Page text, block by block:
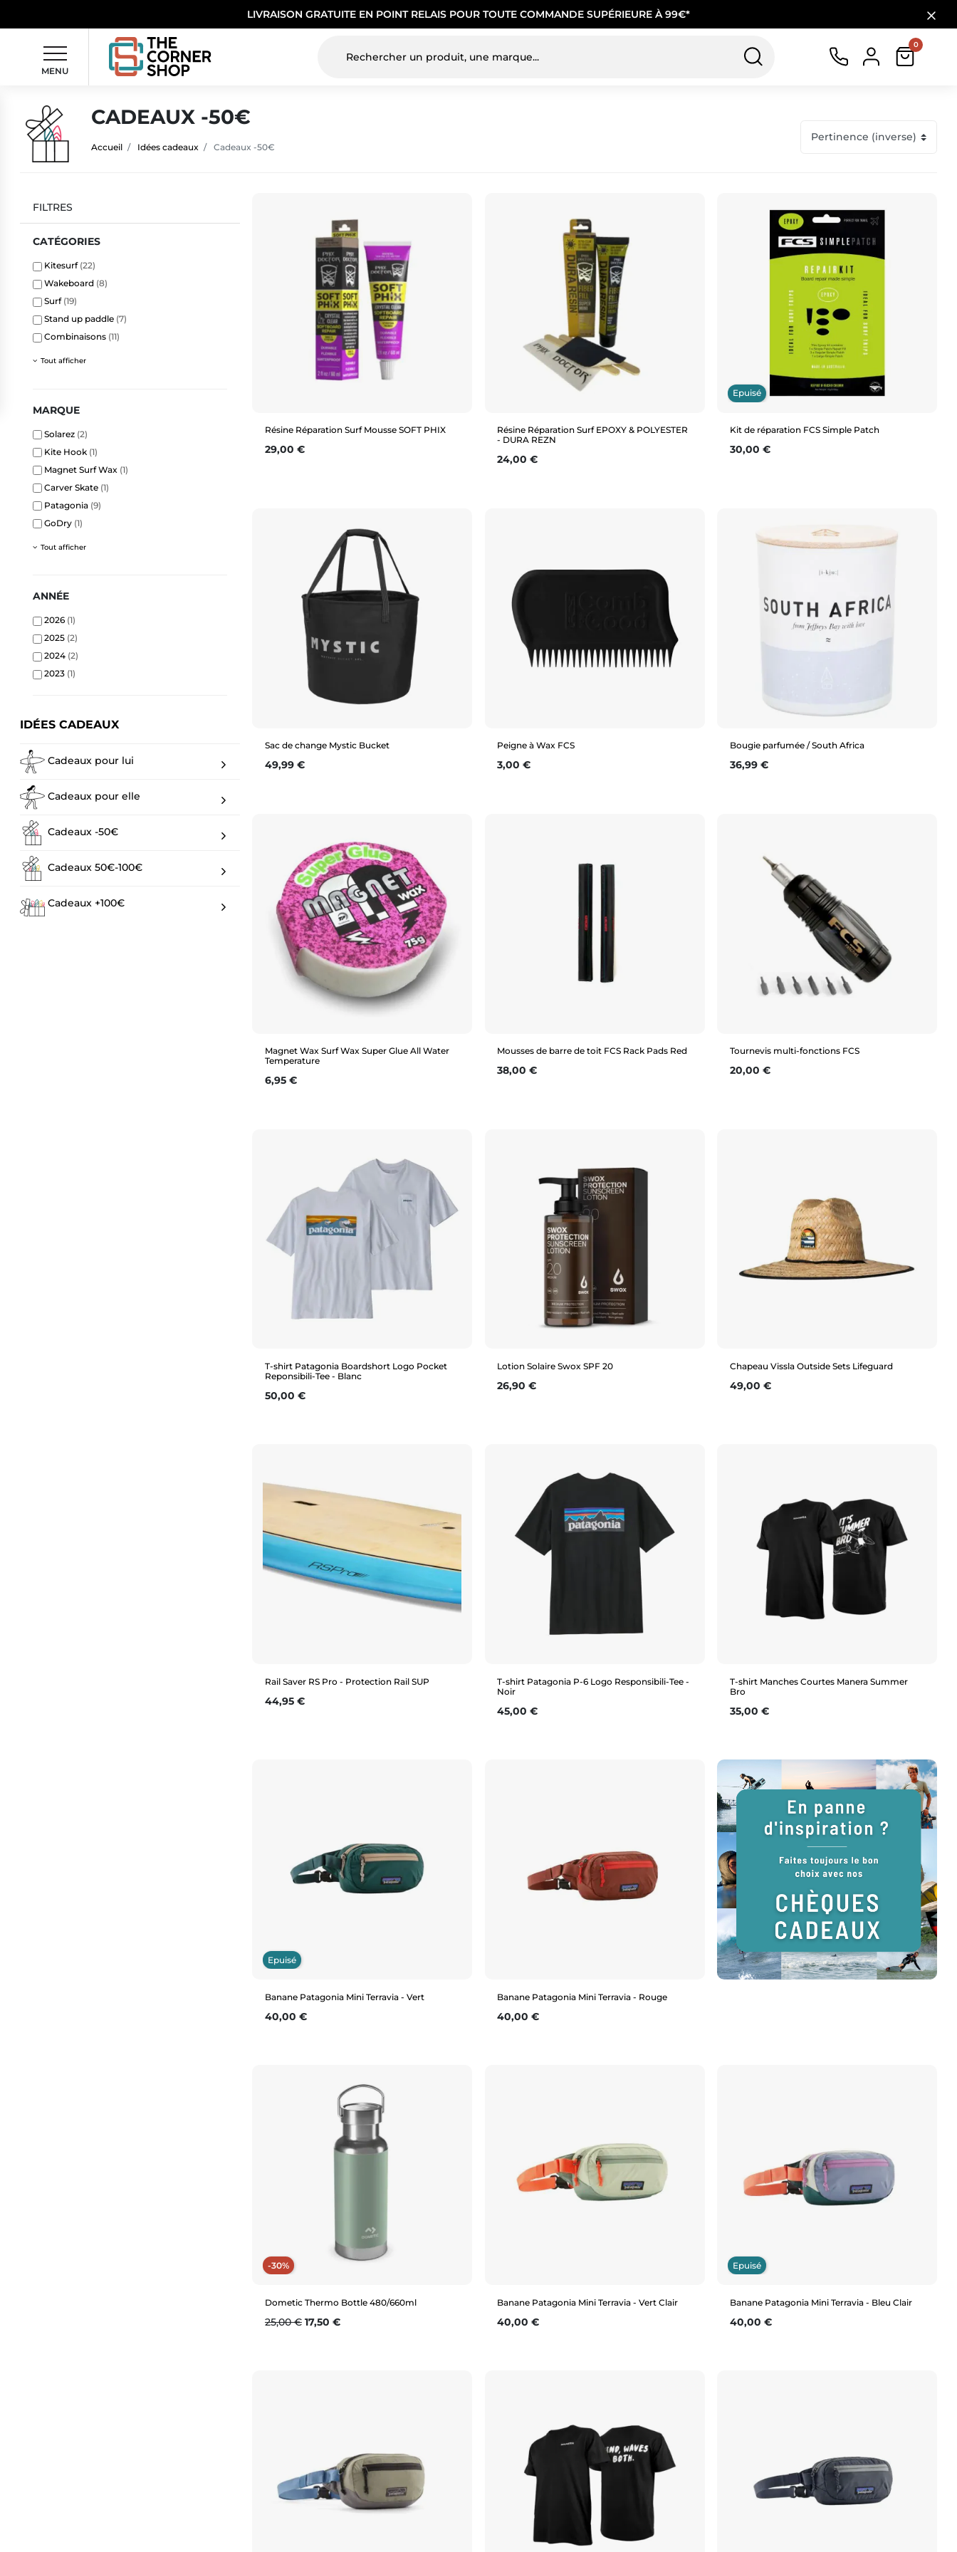
LIVRAISON GRATUITE EN POINT RELAIS POUR TOUTE COMMANDE SUPÉRIEURE À 99€*
MENU
0
CADEAUX -50€
Accueil Idées cadeaux Cadeaux -50€
FILTRES
CATÉGORIES
Kitesurf (22)
Wakeboard (8)
Surf (19)
Stand up paddle (7)
Combinaisons (11)
Tout afficher
MARQUE
Solarez (2)
Kite Hook (1)
Magnet Surf Wax (1)
Carver Skate (1)
Patagonia (9)
GoDry (1)
Tout afficher
ANNÉE
2026 (1)
2025 (2)
2024 (2)
2023 (1)
IDÉES CADEAUX
Cadeaux pour lui
Cadeaux pour elle
Cadeaux -50€
Cadeaux 50€-100€
Cadeaux +100€
Résine Réparation Surf Mousse SOFT PHIX
Prix
29,00 €
Résine Réparation Surf EPOXY & POLYESTER
- DURA REZN
Prix
24,00 €
Epuisé
Kit de réparation FCS Simple Patch
Prix
30,00 €
Sac de change Mystic Bucket
Prix
49,99 €
Peigne à Wax FCS
Prix
3,00 €
Bougie parfumée / South Africa
Prix
36,99 €
Magnet Wax Surf Wax Super Glue All Water
Temperature
Prix
6,95 €
Mousses de barre de toit FCS Rack Pads Red
Prix
38,00 €
Tournevis multi-fonctions FCS
Prix
20,00 €
T-shirt Patagonia Boardshort Logo Pocket
Reponsibili-Tee - Blanc
Prix
50,00 €
Lotion Solaire Swox SPF 20
Prix
26,90 €
Chapeau Vissla Outside Sets Lifeguard
Prix
49,00 €
Rail Saver RS Pro - Protection Rail SUP
Prix
44,95 €
T-shirt Patagonia P-6 Logo Responsibili-Tee -
Noir
Prix
45,00 €
T-shirt Manches Courtes Manera Summer
Bro
Prix
35,00 €
S
Epuisé
Banane Patagonia Mini Terravia - Vert
Prix
40,00 €
Banane Patagonia Mini Terravia - Rouge
Prix
40,00 €
-30%
Dometic Thermo Bottle 480/660ml
Prix de base
25,00 € Prix
17,50 €
Banane Patagonia Mini Terravia - Vert Clair
Prix
40,00 €
Epuisé
Banane Patagonia Mini Terravia - Bleu Clair
Prix
40,00 €